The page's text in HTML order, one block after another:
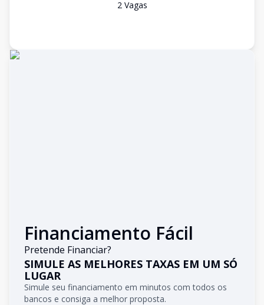
2Vagas
Financiamento Fácil
Pretende Financiar?
SIMULE AS MELHORES TAXAS EM UM SÓ
LUGAR
Simule seu financiamento em minutos com todos os
bancos e consiga a melhor proposta.